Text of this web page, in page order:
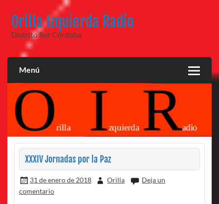
contenido
Orilla Izquierda Radio
Distrito Sur Córdoba
Menú
XXXIV Jornadas por la Paz
31 de enero de 2018 Orilla
Deja un
comentario